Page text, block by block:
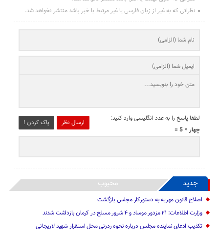
نظراتی که به غیر از زبان فارسی یا غیر مرتبط با خبر باشد منتشر نخواهد شد.
ارسال نظر پاک کردن !
لطفا پاسخ را به عدد انگلیسی وارد کنید:
چهار × 5 =
جدید محبوب
اصلاح قانون مهریه به دستورکار مجلس بازگشت
وزارت اطلاعات: ۲۱ مزدور موساد و ۴ شرور مسلح در کرمان بازداشت شدند
تکذیب ادعای نماینده مجلس درباره نحوه ردزنی محل استقرار شهید لاریجانی